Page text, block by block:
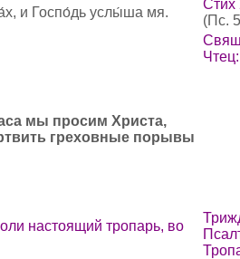
и Госпо́дь услы́ша мя.
Стих
(Пс.
Чтец:
мы просим Христа,
греховные порывы
настоящий тропарь, во